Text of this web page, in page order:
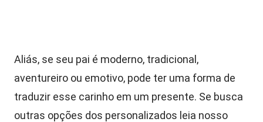
Aliás, se seu pai é moderno, tradicional,
aventureiro ou emotivo, pode ter uma forma de
traduzir esse carinho em um presente. Se busca
outras opções dos personalizados leia nosso